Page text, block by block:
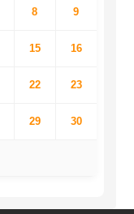
8 9
15 16
22 23
29 30